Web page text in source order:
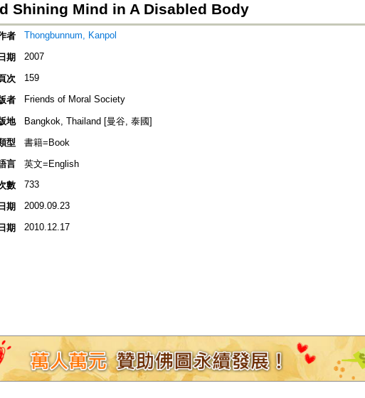
Shining Mind in A Disabled Body
者 Thongbunnum, Kanpol
期 2007
次 159
者 Friends of Moral Society
地
Bangkok, Thailand [曼谷, 泰國]
型
書籍=Book
言
英文=English
數
733
期 2009.09.23
期 2010.12.17